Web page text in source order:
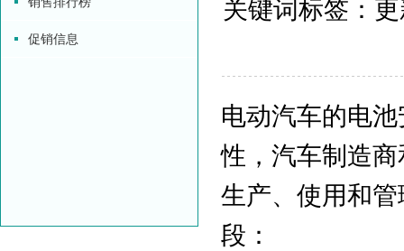
促销信息
关键词标签：
电动汽车的电
性，汽车制造
生产、使用和
段：